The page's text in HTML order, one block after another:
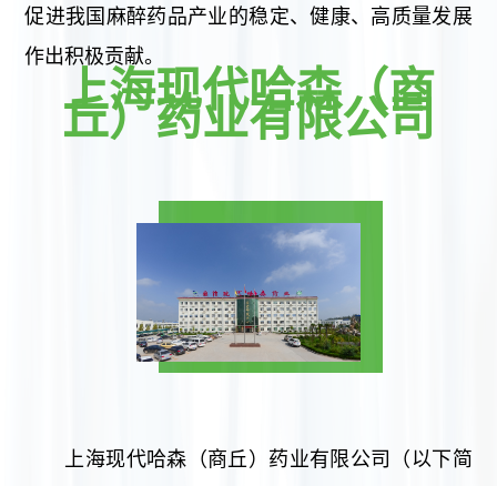
促进我国麻醉药品产业的稳定、健康、高质量发展
作出积极贡献。
上海现代哈森（商
丘）药业有限公司
上海现代哈森（商丘）药业有限公司（以下简